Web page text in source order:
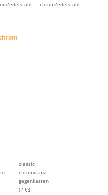
edelstahl
chrom/edelstahl
classic
chromglanz
gegenkasten
(2flg)